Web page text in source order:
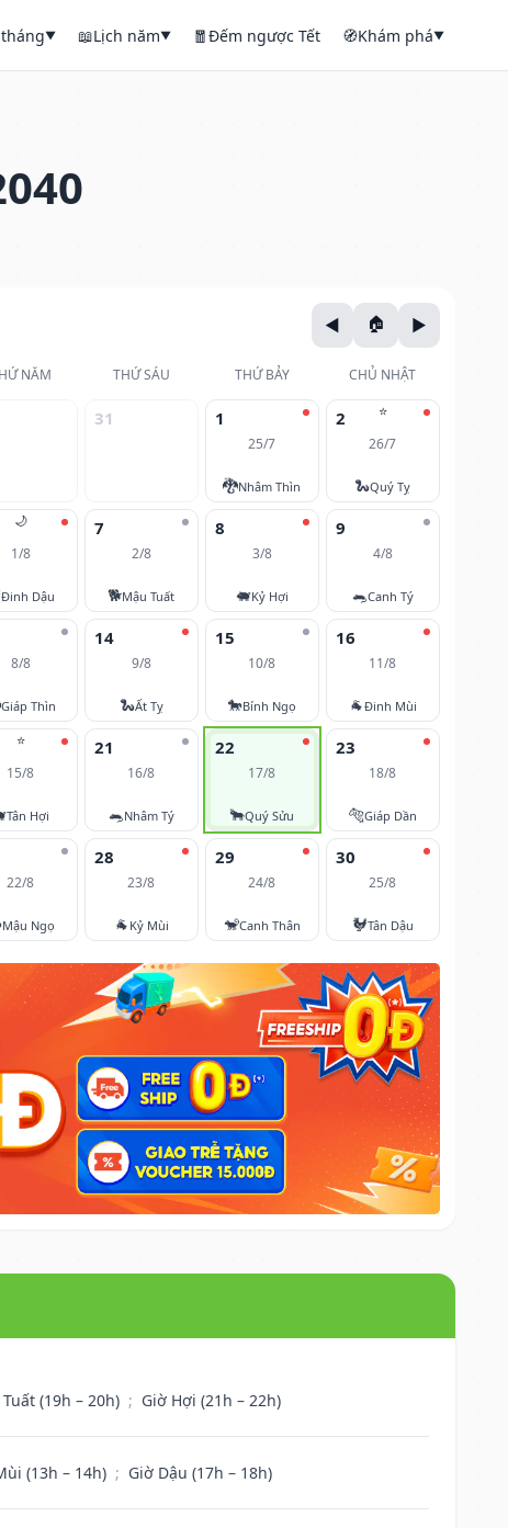
▼ 📖Lịch năm▼ 🧧Đếm ngược Tết 🧭Khám phá▼
NĂM THỨ SÁU THỨ BẢY CHỦ NHẬT
31 1
25/7
🐉Nhâm Thìn
⭐
2
26/7
🐍Quý Tỵ
🌙
1/8
Đinh Dậu
7
2/8
🐕Mậu Tuất
8
3/8
🐖Kỷ Hợi
9
4/8
🐀Canh Tý
8/8
Giáp Thìn
14
9/8
🐍Ất Tỵ
15
10/8
🐎Bính Ngọ
16
11/8
🐐Đinh Mùi
⭐
15/8
Tân Hợi
21
16/8
🐀Nhâm Tý
22
17/8
🐂Quý Sửu
23
18/8
🐅Giáp Dần
22/8
Mậu Ngọ
28
23/8
🐐 Kỷ Mùi
29
24/8
🐒Canh Thân
30
25/8
🐓Tân Dậu
(19h – 20h) ; Giờ Hợi (21h – 22h)
(13h – 14h) ; Giờ Dậu (17h – 18h)